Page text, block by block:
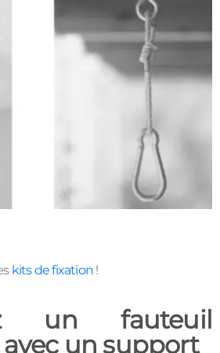
kits de fixation !
un fauteuil
un support